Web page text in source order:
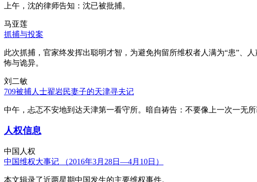
上午，沈的律师告知：沈已被批捕。
马亚莲
抓捕与投案
此次抓捕，官家终发挥出聪明才智，为避免拘留所维权者人满为“患”、
怖与诡异。
刘二敏
709被捕人士翟岩民妻子的天津寻夫记
中午，忐忑不安地到达天津第一看守所。暗自祷告：不要像上一次一无所
人权信息
中国人权
中国维权大事记 （2016年3月28日—4月10日）
本文辑录了近两星期中国发生的主要维权事件。